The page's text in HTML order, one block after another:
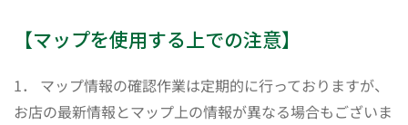
【マップを使用する上での注意】
1． マップ情報の確認作業は定期的に行っておりますが、
お店の最新情報とマップ上の情報が異なる場合もございま